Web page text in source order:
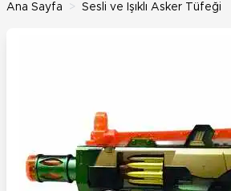
Ana Sayfa > Sesli ve Işıklı Asker Tüfeği